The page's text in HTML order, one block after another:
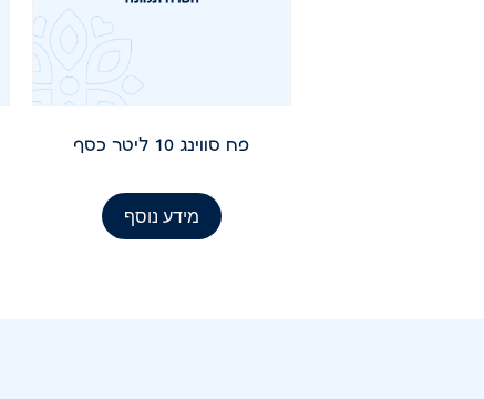
פח סווינג 10 ליטר כסף
מידע נוסף